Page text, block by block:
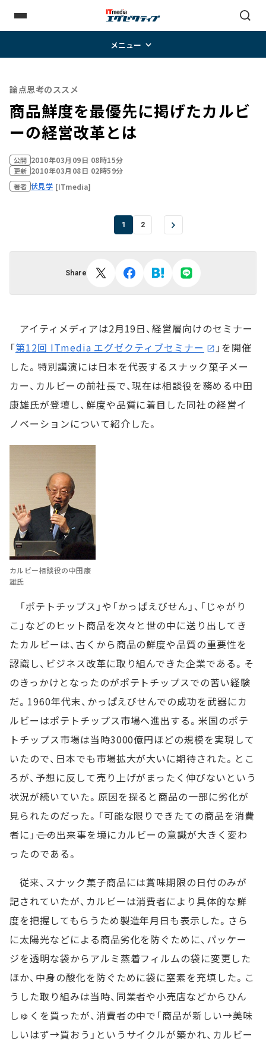
メニュー
論点思考のススメ
商品鮮度を最優先に掲げたカルビ
ーの経営改革とは
公開 2010年03月09日 08時15分
更新 2010年03月08日 02時59分
著者 伏見学 [ITmedia]
1 2
Share
アイティメディアは2月19日、経営層向けのセミナー
「第12回 ITmedia エグゼクティブセミナー
」を開催
した。特別講演には日本を代表するスナック菓子メー
カー、カルビーの前社長で、現在は相談役を務める中田
康雄氏が登壇し、鮮度や品質に着目した同社の経営イ
ノベーションについて紹介した。
カルビー相談役の中田康
雄氏
「ポテトチップス」や「かっぱえびせん」、「じゃがり
こ」などのヒット商品を次々と世の中に送り出してき
たカルビーは、古くから商品の鮮度や品質の重要性を
認識し、ビジネス改革に取り組んできた企業である。そ
のきっかけとなったのがポテトチップスでの苦い経験
だ。1960年代末、かっぱえびせんでの成功を武器にカ
ルビーはポテトチップス市場へ進出する。米国のポテ
トチップス市場は当時3000億円ほどの規模を実現して
いたので、日本でも市場拡大が大いに期待された。とこ
ろが、予想に反して売り上げがまったく伸びないという
状況が続いていた。原因を探ると商品の一部に劣化が
見られたのだった。「可能な限りできたての商品を消費
者に」――この出来事を境にカルビーの意識が大きく変わ
ったのである。
従来、スナック菓子商品には賞味期限の日付のみが
記されていたが、カルビーは消費者により具体的な鮮
度を把握してもらうため製造年月日も表示した。さら
に太陽光などによる商品劣化を防ぐために、パッケー
ジを透明な袋からアルミ蒸着フィルムの袋に変更した
ほか、中身の酸化を防ぐために袋に窒素を充填した。こ
うした取り組みは当時、同業者や小売店などからひん
しゅくを買ったが、消費者の中で「商品が新しい→美味
しいはず→買おう」というサイクルが築かれ、カルビー